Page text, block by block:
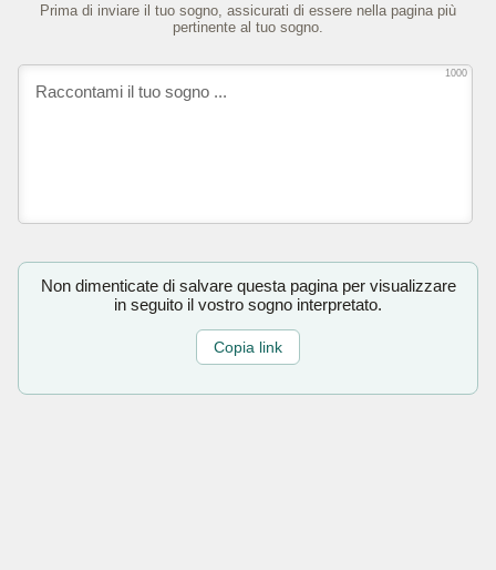
Prima di inviare il tuo sogno, assicurati di essere nella pagina più
pertinente al tuo sogno.
1000
Non dimenticate di salvare questa pagina per visualizzare
in seguito il vostro sogno interpretato.
Copia link